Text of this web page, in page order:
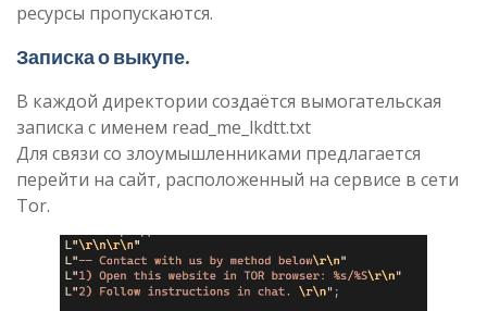
ресурсы пропускаются.
Записка о выкупе.
В каждой директории создаётся вымогательская
записка с именем read_me_lkdtt.txt
Для связи со злоумышленниками предлагается
перейти на сайт, расположенный на сервисе в сети
Tor.